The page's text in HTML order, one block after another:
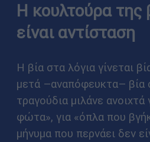
Η κουλτούρα της
είναι αντίσταση
Η βία στα λόγια γίνεται
μετά –αναπόφευκτα–
τραγούδια μιλάνε
φώτα», για «όπλα που
μήνυμα που περνάει δεν